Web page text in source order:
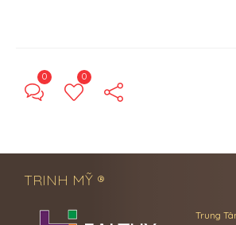
0 0
TRINH MỸ ®
Trung